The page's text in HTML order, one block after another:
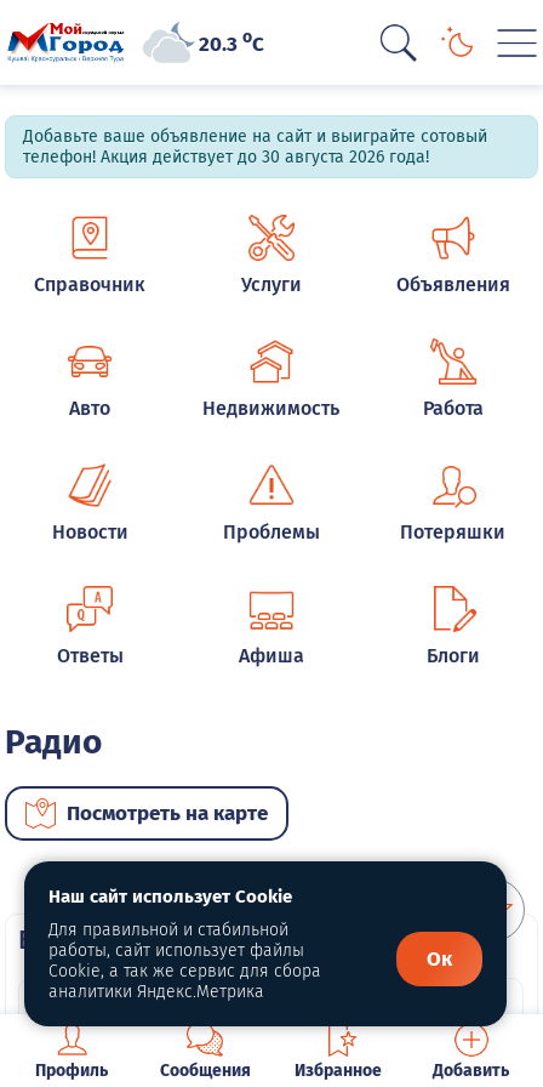
20.3oC
Добавьте ваше объявление на сайт и выиграйте сотовый
телефон! Акция действует до 30 августа 2026 года!
Справочник Услуги Объявления
Авто Недвижимость Работа
Новости Проблемы Потеряшки
Ответы Афиша Блоги
Радио
Посмотреть на карте
ВИП недвижимость
Профиль Сообщения Избранное Добавить
Наш сайт использует Cookie
Для правильной и стабильной
работы, сайт использует файлы
Cookie, а так же сервис для сбора
аналитики Яндекс.Метрика
Ок